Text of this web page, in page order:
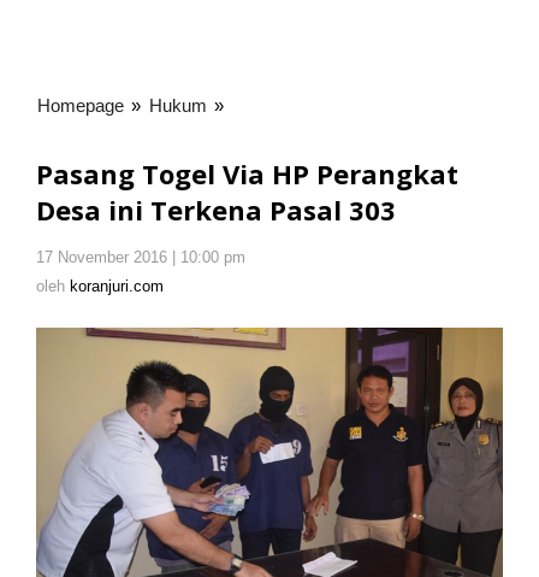
Homepage » Hukum »
HP
Perangkat
ini
303
Pasang Togel Via HP Perangkat
Desa ini Terkena Pasal 303
17 November 2016 | 10:00 pm
oleh koranjuri.com